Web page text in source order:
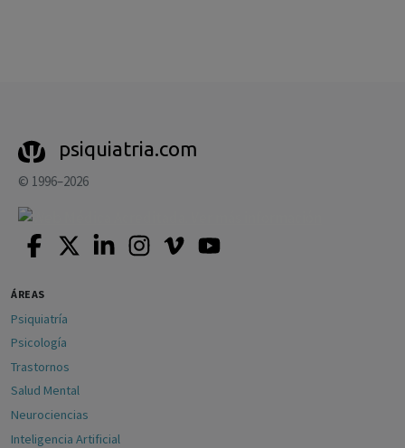
psiquiatria.com
© 1996–2026
ÁREAS
Psiquiatría
Psicología
Trastornos
Salud Mental
Neurociencias
Inteligencia Artificial